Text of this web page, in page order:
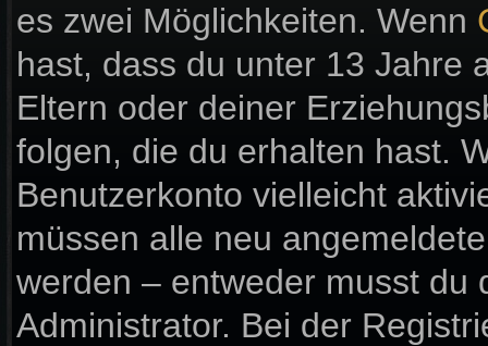
es zwei Möglichkeiten. Wenn
hast, dass du unter 13 Jahre
Eltern oder deiner
folgen, die du erhalten hast.
Benutzerkonto vielleicht
müssen alle neu
werden – entweder musst du
Administrator. Bei der